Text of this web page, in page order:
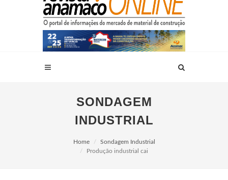
SONDAGEM
INDUSTRIAL
Home
Sondagem Industrial
Produção industrial cai